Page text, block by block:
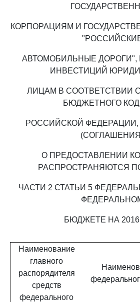
КОРПОРАЦИЯМ И
АВТОМОБИЛЬНЫЕ
ИНВЕСТИЦИЙ
ЛИЦАМ В СООТВЕТСТВИИ
БЮДЖЕТНОГО
РОССИЙСКОЙ ФЕДЕРАЦИИ,
О ПРЕДОСТАВЛЕНИИ
РАСПРОСТРАНЯЮТСЯ
ЧАСТИ 2 СТАТЬИ 5
БЮДЖЕТЕ НА 2016
Наименование
главного
распорядителя
средств
федерального